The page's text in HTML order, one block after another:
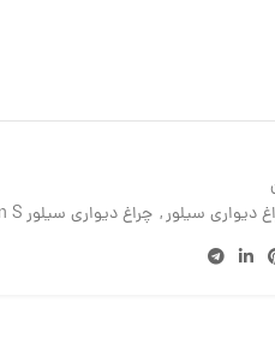
دیواری سیلور, چراغ دیواری سیلور Ripple pin S